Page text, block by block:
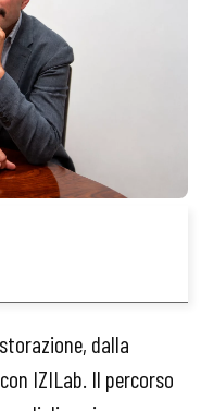
dalla
IZILab. Il percorso